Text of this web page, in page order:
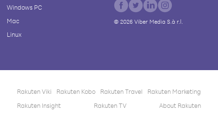
Windows PC
Mac
Linux
© 2026Viber Media S.à r.l.
Rakuten Viki Rakuten Kobo Rakuten Travel
Rakuten Marketing
Rakuten Insight
Rakuten TV About Rakuten